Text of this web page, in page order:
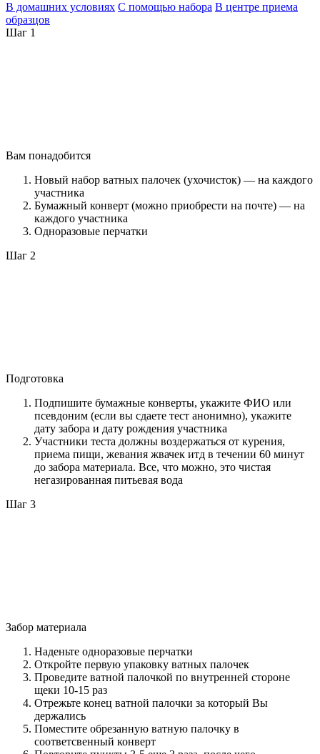
В домашних условиях С помощью набора В центре приема
образцов
Шаг 1
Вам понадобится
Новый набор ватных палочек (ухочисток) — на каждого
участника
Бумажный конверт (можно приобрести на почте) — на
каждого участника
Одноразовые перчатки
Шаг 2
Подготовка
Подпишите бумажные конверты, укажите ФИО или
псевдоним (если вы сдаете тест анонимно), укажите
дату забора и дату рождения участника
Участники теста должны воздержаться от курения,
приема пищи, жевания жвачек итд в течении 60 минут
до забора материала. Все, что можно, это чистая
негазированная питьевая вода
Шаг 3
Забор материала
Наденьте одноразовые перчатки
Откройте первую упаковку ватных палочек
Проведите ватной палочкой по внутренней стороне
щеки 10-15 раз
Отрежьте конец ватной палочки за который Вы
держались
Поместите обрезанную ватную палочку в
соответсвенный конверт